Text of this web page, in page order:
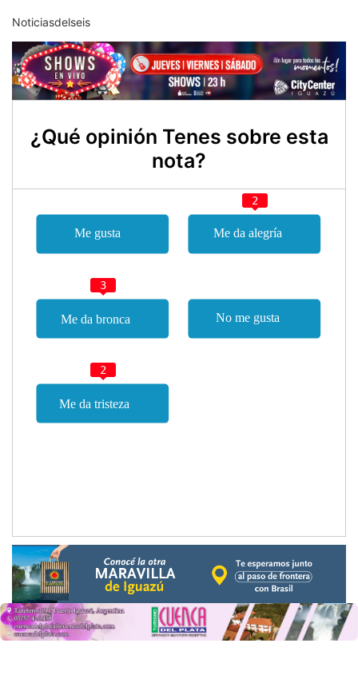
Noticiasdelseis
¿Qué opinión Tenes sobre esta
nota?
2
3
2